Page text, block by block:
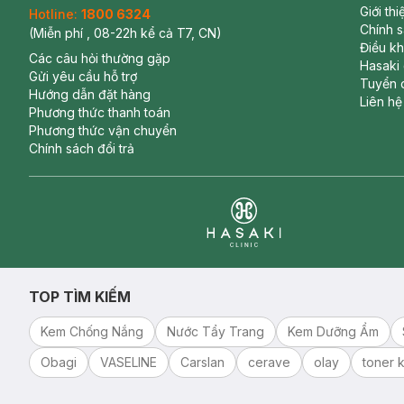
Hotline: 1800 6324
(Miễn phí , 08-22h kể cả T7, CN)
Các câu hỏi thường gặp
Gửi yêu cầu hỗ trợ
Hướng dẫn đặt hàng
Phương thức thanh toán
Phương thức vận chuyển
Chính sách đổi trả
Giới
Chính
Điều
Hasaki
Tuyển
Liên hệ
TOP TÌM KIẾM
Kem Chống Nắng Nước Tẩy Trang Kem Dưỡng Ẩm
Obagi
VASELINE Carslan cerave olay toner